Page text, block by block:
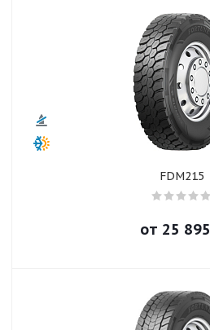
FDM215
от 25 895